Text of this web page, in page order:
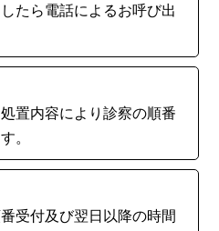
たら電話によるお呼び出
置内容により診察の順番
。
受付及び翌日以降の時間